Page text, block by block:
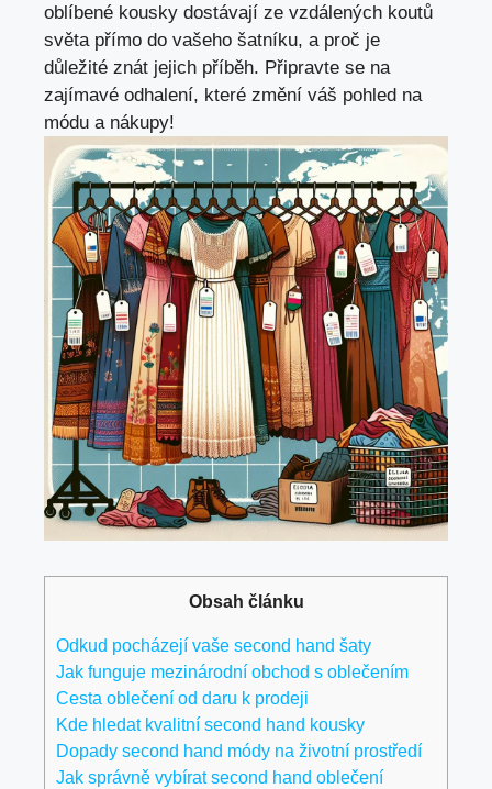
oblíbené kousky dostávají ze vzdálených ⁣koutů
světa ⁢přímo do vašeho šatníku, ‍a proč ‌je
důležité znát jejich příběh. Připravte⁣ se⁢ na
zajímavé odhalení, ​které‌ změní váš pohled na
módu a nákupy!
Obsah článku
Odkud pocházejí vaše‌ second ‌hand šaty
Jak funguje mezinárodní ⁤obchod s oblečením
Cesta oblečení od daru k prodeji
Kde hledat ​kvalitní second hand kousky
Dopady second hand ‍módy ​na ​životní prostředí
Jak správně vybírat second hand oblečení